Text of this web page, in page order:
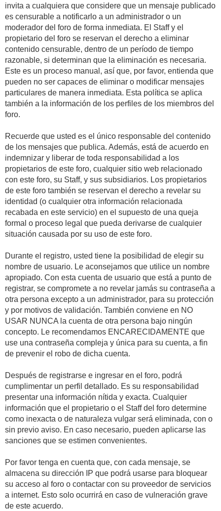
invita a cualquiera que considere que un mensaje publicado
es censurable a notificarlo a un administrador o un
moderador del foro de forma inmediata. El Staff y el
propietario del foro se reservan el derecho a eliminar
contenido censurable, dentro de un período de tiempo
razonable, si determinan que la eliminación es necesaria.
Este es un proceso manual, así que, por favor, entienda que
pueden no ser capaces de eliminar o modificar mensajes
particulares de manera inmediata. Esta política se aplica
también a la información de los perfiles de los miembros del
foro.
Recuerde que usted es el único responsable del contenido
de los mensajes que publica. Además, está de acuerdo en
indemnizar y liberar de toda responsabilidad a los
propietarios de este foro, cualquier sitio web relacionado
con este foro, su Staff, y sus subsidiarios. Los propietarios
de este foro también se reservan el derecho a revelar su
identidad (o cualquier otra información relacionada
recabada en este servicio) en el supuesto de una queja
formal o proceso legal que pueda derivarse de cualquier
situación causada por su uso de este foro.
Durante el registro, usted tiene la posibilidad de elegir su
nombre de usuario. Le aconsejamos que utilice un nombre
apropiado. Con esta cuenta de usuario que está a punto de
registrar, se compromete a no revelar jamás su contraseña a
otra persona excepto a un administrador, para su protección
y por motivos de validación. También conviene en NO
USAR NUNCA la cuenta de otra persona bajo ningún
concepto. Le recomendamos ENCARECIDAMENTE que
use una contraseña compleja y única para su cuenta, a fin
de prevenir el robo de dicha cuenta.
Después de registrarse e ingresar en el foro, podrá
cumplimentar un perfil detallado. Es su responsabilidad
presentar una información nítida y exacta. Cualquier
información que el propietario o el Staff del foro determine
como inexacta o de naturaleza vulgar será eliminada, con o
sin previo aviso. En caso necesario, pueden aplicarse las
sanciones que se estimen convenientes.
Por favor tenga en cuenta que, con cada mensaje, se
almacena su dirección IP que podrá usarse para bloquear
su acceso al foro o contactar con su proveedor de servicios
a internet. Esto solo ocurrirá en caso de vulneración grave
de este acuerdo.